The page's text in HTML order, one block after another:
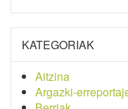
KATEGORIAK
Aitzina
Argazki-